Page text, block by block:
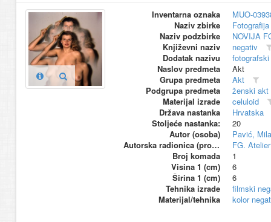
Inventarna oznaka
MUO-
Naziv zbirke
Naziv podzbirke
NOVIJA
Književni naziv
negativ
Dodatak nazivu
Naslov predmeta
Akt
Grupa predmeta
Akt
Podgrupa predmeta
ženski akt
Materijal izrade
celuloid
Država nastanka
Hrvatska
Stoljeće nastanka:
20
Autor (osoba)
Pavić,
Autorska radionica (proizvođač)
FG.
Broj komada
1
Visina 1 (cm)
6
Širina 1 (cm)
6
Tehnika izrade
filmski
Materijal/tehnika
kolor